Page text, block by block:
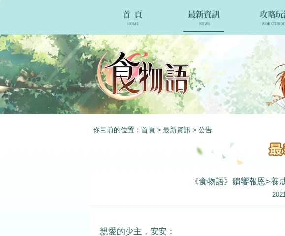
你目前的位置： 首頁 > 最新資訊 > 公告
《食物語》饋饗報恩>
親愛的少主，安安：